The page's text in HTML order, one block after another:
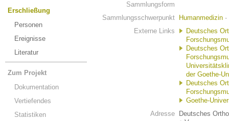
Erschließung
Personen
Ereignisse
Literatur
Zum Projekt
Dokumentation
Vertiefendes
Statistiken
Sammlungsform
Sammlungsschwerpunkt Humanmedizin ·
Externe Links
Deutsches
Deutsches
der Goethe-
Deutsches
Goethe-
Adresse
Deutsches